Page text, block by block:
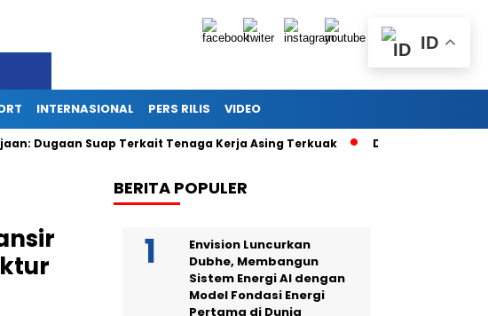
INTERNASIONAL PERS RILIS VIDEO
Suap Terkait Tenaga Kerja Asing Terkuak Drama di Balik Sidang
BERITA POPULER
Envision Luncurkan
Dubhe, Membangun
Sistem Energi AI dengan
Model Fondasi Energi
Pertama di Dunia
ID